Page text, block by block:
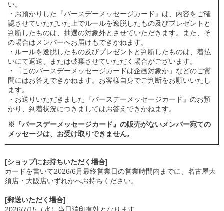
い。
・お預かりした『バースデーメッセージカード』は、内容をご確
認させていただいた上でルールを逸脱したもの及びプレゼントと
判断したものは、抽選の対象外とさせていただきます。また、そ
の場合はメンバーへお届けもできかねます。
・ルールを逸脱したもの及びプレゼントと判断したものは、着払
いにて返送、または破棄させていただく場合がございます。
・「このバースデーメッセージカードは企画対象か」などのご質
問にはお答えできかねます。お客様自身でご判断をお願いいたし
ます。
・お送りいただきました『バースデーメッセージカード』のお預
かり、到着状況につきましてはお答えできかねます。
※『バースデーメッセージカード』の販売がないメンバー宛ての
メッセージは、お受け取りできません。
[ショップにお持ちいただく場合]
カードを書いて2026/6月最終営業日の営業時間内までに、名古屋大
須店・大阪店いずれかへお持ちください。
[郵送いただく場合]